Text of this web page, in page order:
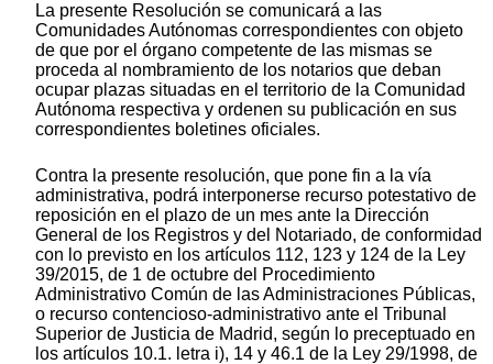
La presente Resolución se comunicará a las
Comunidades Autónomas correspondientes con objeto
de que por el órgano competente de las mismas se
proceda al nombramiento de los notarios que deban
ocupar plazas situadas en el territorio de la Comunidad
Autónoma respectiva y ordenen su publicación en sus
correspondientes boletines oficiales.
Contra la presente resolución, que pone fin a la vía
administrativa, podrá interponerse recurso potestativo de
reposición en el plazo de un mes ante la Dirección
General de los Registros y del Notariado, de conformidad
con lo previsto en los artículos 112, 123 y 124 de la Ley
39/2015, de 1 de octubre del Procedimiento
Administrativo Común de las Administraciones Públicas,
o recurso contencioso-administrativo ante el Tribunal
Superior de Justicia de Madrid, según lo preceptuado en
los artículos 10.1. letra i), 14 y 46.1 de la Ley 29/1998, de